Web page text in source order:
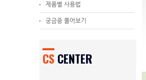
제품별 사용법
궁금중 풀어보기
CSCENTER